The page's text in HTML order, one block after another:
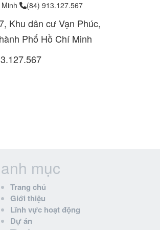
(84) 913.127.567
Khu dân cư Vạn Phúc,
Phố Hồ Chí Minh
mục
Trang chủ
Giới thiệu
Lĩnh vực hoạt động
Dự án